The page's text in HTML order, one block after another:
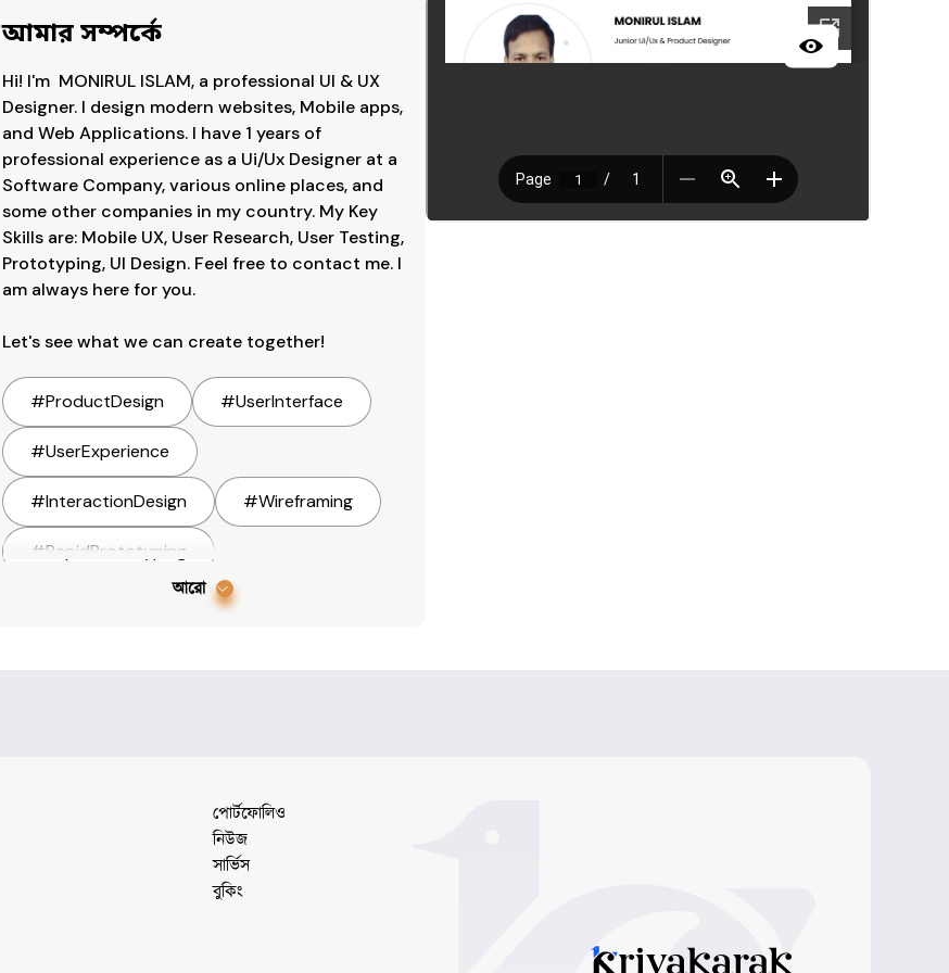
আমার সম্পর্কে
Hi! I'm  MONIRUL ISLAM, a professional UI & UX
Designer. I design modern websites, Mobile apps,
and Web Applications. I have 1 years of
professional experience as a Ui/Ux Designer at a
Software Company, various online places, and
some other companies in my country. My Key
Skills are: Mobile UX, User Research, User Testing,
Prototyping, UI Design. Feel free to contact me. I
am always here for you.
Let's see what we can create together!
#ProductDesign #UserInterface
#UserExperience
#InteractionDesign #Wireframing
#RapidPrototyping
#
আরো
পোর্টফোলিও
নিউজ
সার্ভিস
বুকিং